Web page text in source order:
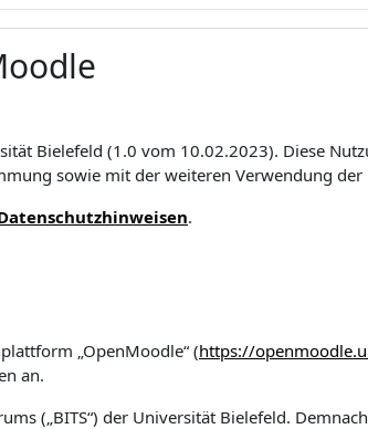
Bielefeld (1.0 vom 10.02.2023). Diese
sowie mit der weiteren Verwendung
.
„OpenMoodle“ (https://
an.
(„BITS“) der Universität Bielefeld.